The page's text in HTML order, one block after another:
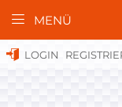
MENÜ
LOGIN